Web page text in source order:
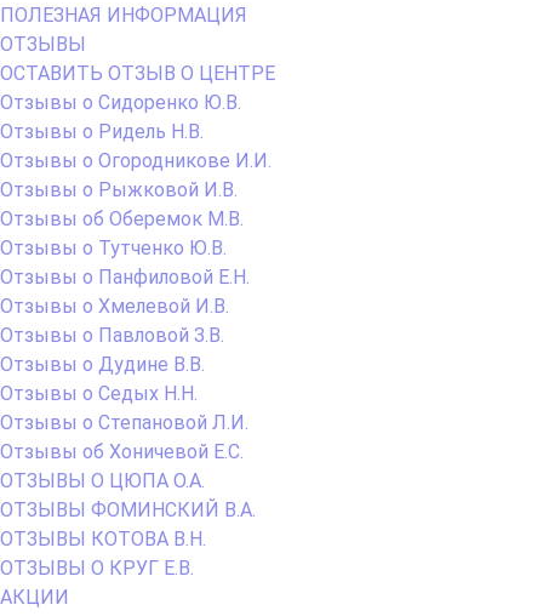
ПОЛЕЗНАЯ ИНФОРМАЦИЯ
ОТЗЫВЫ
ОСТАВИТЬ ОТЗЫВ О ЦЕНТРЕ
Отзывы о Сидоренко Ю.В.
Отзывы о Ридель Н.В.
Отзывы о Огородникове И.И.
Отзывы о Рыжковой И.В.
Отзывы об Оберемок М.В.
Отзывы о Тутченко Ю.В.
Отзывы о Панфиловой Е.Н.
Отзывы о Хмелевой И.В.
Отзывы о Павловой З.В.
Отзывы о Дудине В.В.
Отзывы о Седых Н.Н.
Отзывы о Степановой Л.И.
Отзывы об Хоничевой Е.С.
ОТЗЫВЫ О ЦЮПА О.А.
ОТЗЫВЫ ФОМИНСКИЙ В.А.
ОТЗЫВЫ КОТОВА В.Н.
ОТЗЫВЫ О КРУГ Е.В.
АКЦИИ